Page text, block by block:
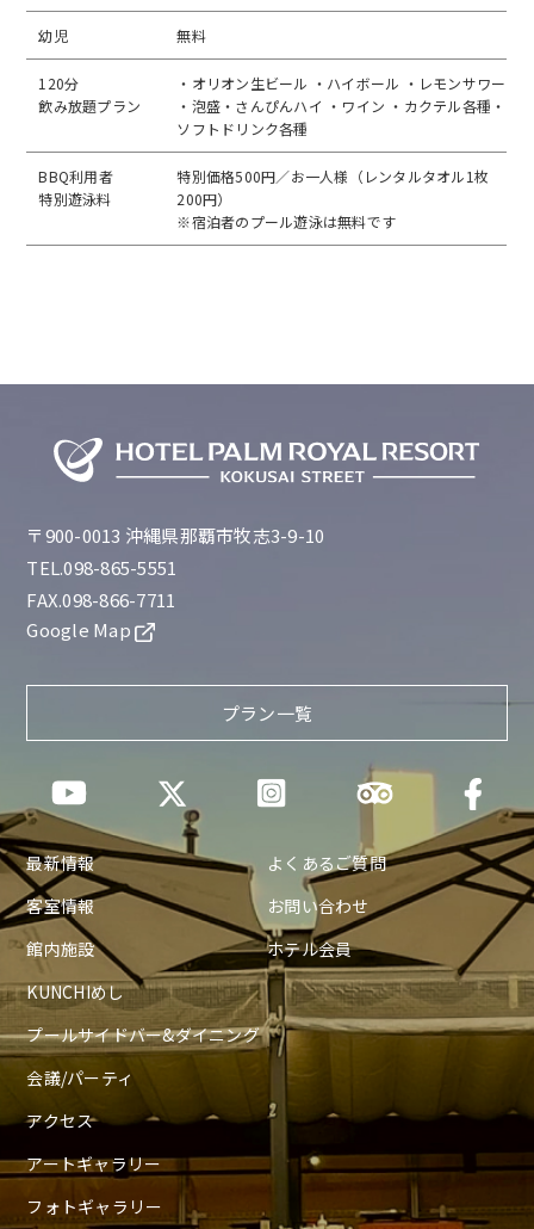
幼児 無料
120分
飲み放題プラン
・オリオン生ビール ・ハイボール ・レモンサワー
・泡盛・さんぴんハイ ・ワイン ・カクテル各種・
ソフトドリンク各種
BBQ利用者
特別遊泳料
特別価格500円／お一人様（レンタルタオル1枚
200円）
※宿泊者のプール遊泳は無料です
〒900-0013 沖縄県那覇市牧志3-9-10
TEL.098-865-5551
FAX.098-866-7711
Google Map
プラン一覧
最新情報
客室情報
館内施設
KUNCHIめし
プールサイドバー&ダイニング
会議/パーティ
アクセス
アートギャラリー
フォトギャラリー
よくあるご質問
お問い合わせ
ホテル会員